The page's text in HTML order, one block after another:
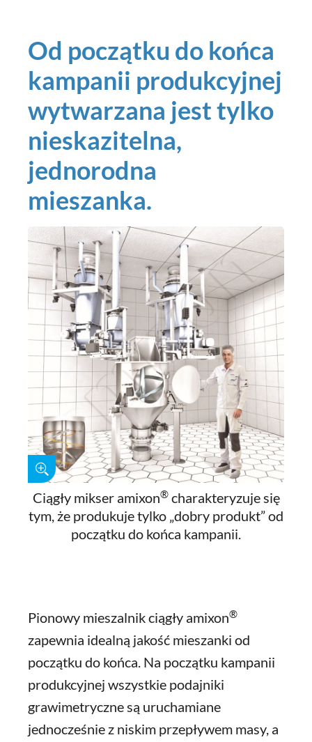
Od początku do końca
kampanii produkcyjnej
wytwarzana jest tylko
nieskazitelna,
jednorodna
mieszanka.
Ciągły mikser amixon®charakteryzuje się
tym, że produkuje tylko „dobry produkt” od
początku do końca kampanii.
Pionowy mieszalnik ciągły amixon®
zapewnia idealną jakość mieszanki od
początku do końca. Na początku kampanii
produkcyjnej wszystkie podajniki
grawimetryczne są uruchamiane
jednocześnie z niskim przepływem masy, a